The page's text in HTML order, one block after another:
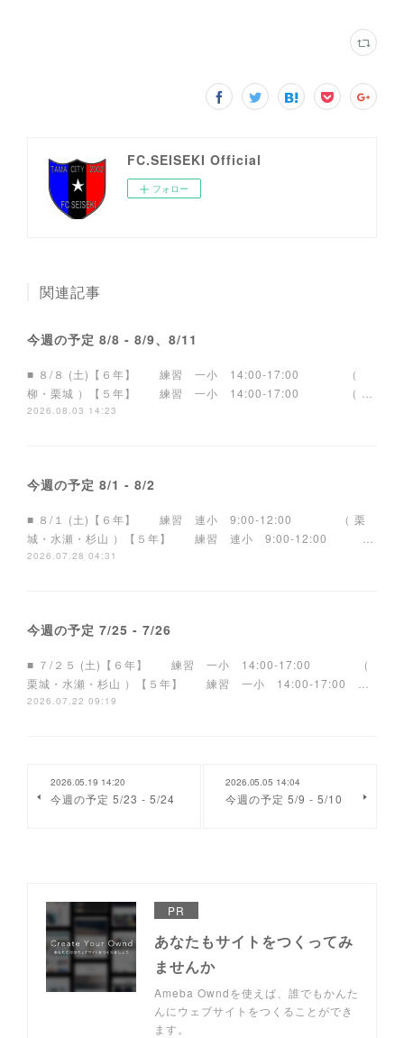
FC.SEISEKI Official
フォロー
関連記事
今週の予定 8/8 - 8/9、8/11
■ ８/８ (土)【６年】 練習 一小 14:00-17:00 （
柳・栗城 ）【５年】 練習 一小 14:00-17:00 （ …
2026.08.03 14:23
今週の予定 8/1 - 8/2
■ ８/１ (土)【６年】 練習 連小 9:00-12:00 （ 栗
城・水瀬・杉山 ）【５年】 練習 連小 9:00-12:00 …
2026.07.28 04:31
今週の予定 7/25 - 7/26
■ ７/２５ (土)【６年】 練習 一小 14:00-17:00 （
栗城・水瀬・杉山 ）【５年】 練習 一小 14:00-17:00 …
2026.07.22 09:19
2026.05.19 14:20
今週の予定 5/23 - 5/24
2026.05.05 14:04
今週の予定 5/9 - 5/10
PR
あなたもサイトをつくってみ
ませんか
Ameba Owndを使えば、誰でもかんた
んにウェブサイトをつくることができ
ます。